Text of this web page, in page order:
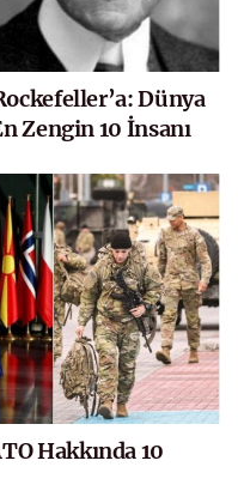
Dünya
Zengin 10 İnsanı
Hakkında 10